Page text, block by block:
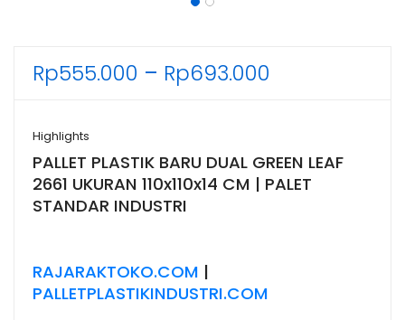
Rp555.000 – Rp693.000
Rp693.000
Highlights
PALLET PLASTIK BARU DUAL GREEN LEAF
2661 UKURAN 110x110x14 CM | PALET
STANDAR INDUSTRI
RAJARAKTOKO.COM |
PALLETPLASTIKINDUSTRI.COM